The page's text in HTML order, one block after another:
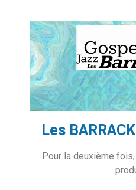
Les
Pour la deuxième